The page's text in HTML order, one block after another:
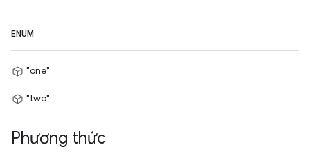
ENUM
"one"
"two"
Phương thức